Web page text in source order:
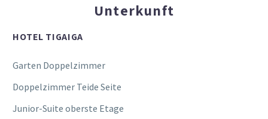
Unterkunft
HOTEL TIGAIGA
Garten Doppelzimmer
Doppelzimmer Teide Seite
Junior-Suite oberste Etage